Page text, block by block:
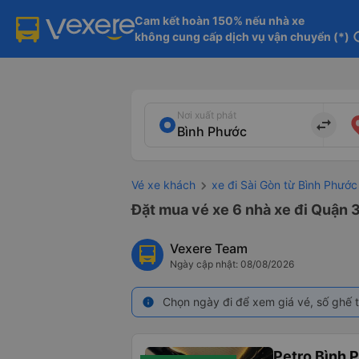
Cam kết hoàn 150% nếu nhà xe
không cung cấp dịch vụ vận chuyển (*)
Nơi xuất phát
import_export
Vé xe khách xe đi Sài Gòn từ Bình Phước
Đặt mua vé xe 6 nhà xe đi Quận
Vexere Team
Ngày cập nhật: 08/08/2026
info Chọn ngày đi để xem giá vé, số